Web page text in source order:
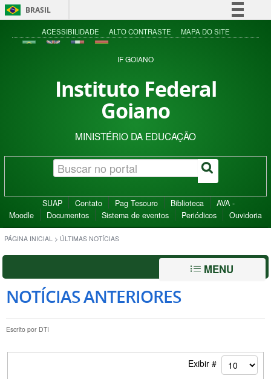
BRASIL
Simplifique!
Acesso à informação
ACESSIBILIDADE ALTO CONTRASTE MAPA DO SITE
IF GOIANO
Instituto Federal
Goiano
MINISTÉRIO DA EDUCAÇÃO
SUAP Contato Pag Tesouro Biblioteca
AVA -
Moodle
Documentos Sistema de eventos Periódicos Ouvidoria
PÁGINA INICIAL > ÚLTIMAS NOTÍCIAS
MENU
NOTÍCIAS ANTERIORES
Escrito por DTI
Exibir #